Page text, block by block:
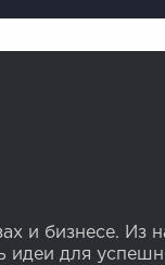
и бизнесе. Из
для